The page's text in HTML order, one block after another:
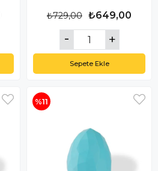
₺649,00
₺729,00
Sepete Ekle
%11